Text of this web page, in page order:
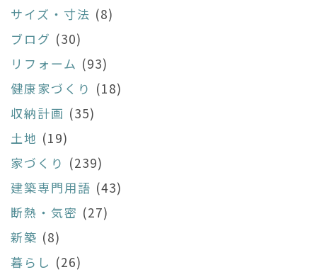
サイズ・寸法 (8)
ブログ (30)
リフォーム (93)
健康家づくり (18)
収納計画 (35)
土地 (19)
家づくり (239)
建築専門用語 (43)
断熱・気密 (27)
新築 (8)
暮らし (26)